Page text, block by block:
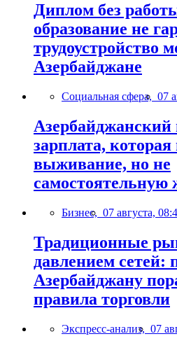
Диплом без
образование не
трудоустройство
Азербайджане
Социальная сфера, 07
зарплата,
выживание, но не
самостоятельную
Бизнес, 07 августа,
Традиционные
давлением сетей:
Азербайджану
правила торговли
Экспресс-анализ, 07